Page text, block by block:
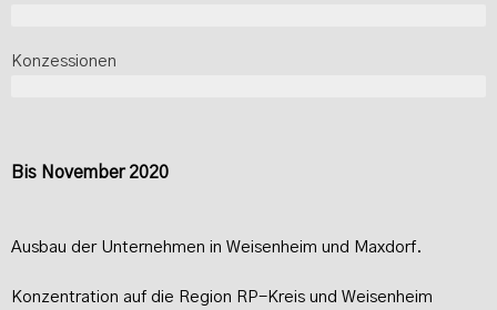
Konzessionen
Bis November 2020
Ausbau der Unternehmen in Weisenheim und Maxdorf.
Konzentration auf die Region RP-Kreis und Weisenheim